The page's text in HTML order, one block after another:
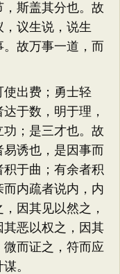
斯盖其分也。故
议生说，说生
故万事一道，而
出费；勇士轻
于数，明于理，
；是三才也。故
诱也，是因事而
于曲；有余者积
内疏者说内，内
因其见以然之，
其恶以权之，因其
而证之，符而应
。